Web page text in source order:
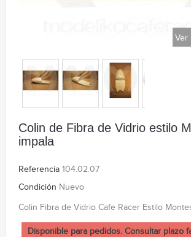
Ver
Colin de Fibra de Vidrio estilo
impala
Referencia 104.02.07
Condición Nuevo
Colin Fibra de Vidrio Cafe Racer Estilo
Disponible para pedidos. Consultar plazo